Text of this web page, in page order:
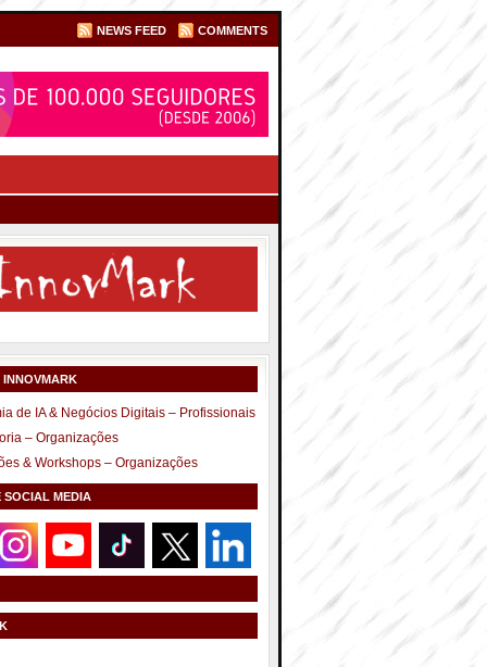
NEWS FEED COMMENTS
INNOVMARK
de IA & Negócios Digitais – Profissionais
– Organizações
& Workshops – Organizações
SOCIAL MEDIA